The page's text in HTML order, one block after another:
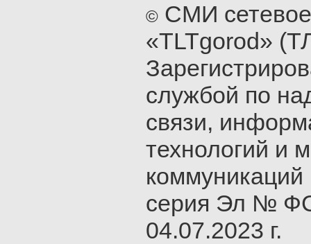
© СМИ
«TLTgorod»
службой по
связи,
технологий и
серия Эл №
04.07.2023 г.